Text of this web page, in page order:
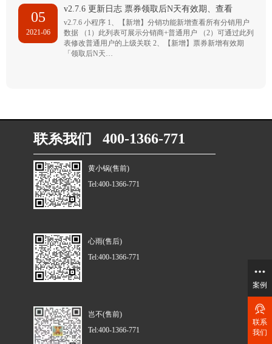
05
2021-06
v2.7.6 更新日志 票券领取后N天有效期、查看
v2.7.6 小程序 1、【新增】分销功能新增查看所有分销用户
数据 （1）此列表可展示分销商+普通用户 （2）可通过此列
表修改普通用户的上级关联 2、【新增】票券新增有效期
「领取后N天…
联系我们 400-1366-771
黄小锅(售前)
Tel:400-1366-771
心雨(售后)
Tel:400-1366-771
岂不(售前)
Tel:400-1366-771
案例
联系
我们